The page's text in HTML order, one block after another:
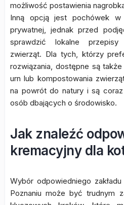
możliwość postawienia
Inną opcją jest pochówek w
prywatnej, jednak przed
sprawdzić lokalne
zwierząt. Dla tych, którzy
rozwiązania, dostępne są
urn lub kompostowania
na powrót do natury i są
osób dbających o środowisko.
Jak znaleźć
kremacyjny dla
Wybór odpowiedniego
Poznaniu może być trudnym